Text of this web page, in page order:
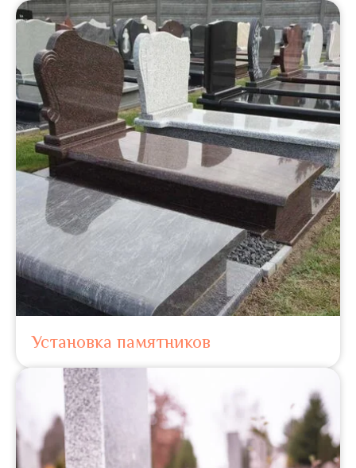
Установка памятников